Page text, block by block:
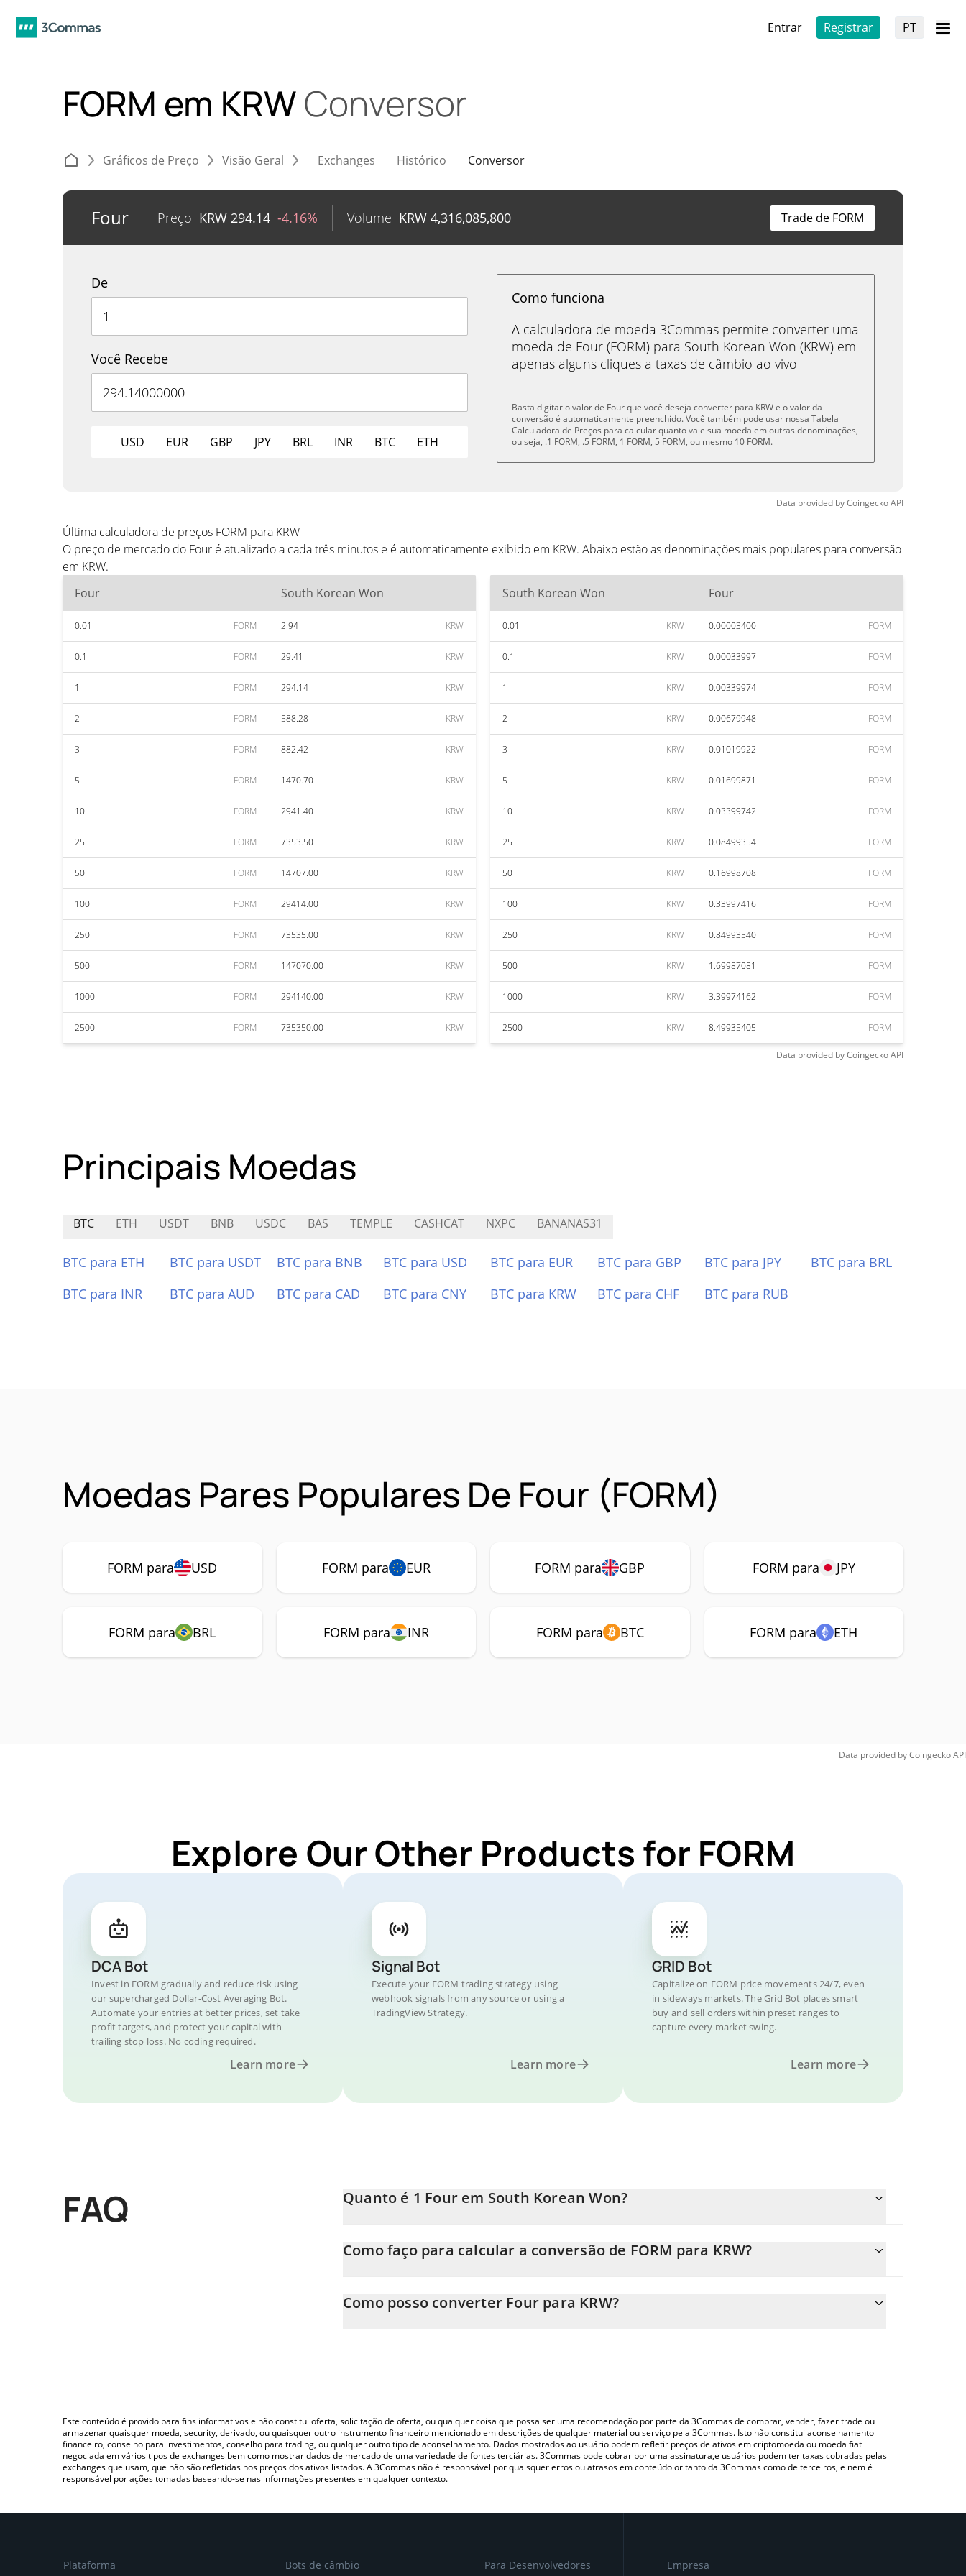
Entrar Registrar PT
FORM em KRWConversor
Gráficos de Preço Visão Geral Exchanges Histórico Conversor
Four Preço KRW 294.14 -4.16% Volume KRW 4,316,085,800 Trade de FORM
De
Você Recebe
USD EUR GBP JPY BRL INR BTC ETH
Como funciona
A calculadora de moeda 3Commas permite converter uma
moeda de Four (FORM) para South Korean Won (KRW) em
apenas alguns cliques a taxas de câmbio ao vivo
Basta digitar o valor de Four que você deseja converter para KRW e o valor da
conversão é automaticamente preenchido. Você também pode usar nossa Tabela
Calculadora de Preços para calcular quanto vale sua moeda em outras denominações,
ou seja, .1 FORM, .5 FORM, 1 FORM, 5 FORM, ou mesmo 10 FORM.
Data provided byCoingeckoAPI
Última calculadora de preços FORM para KRW
O preço de mercado do Four é atualizado a cada três minutos e é automaticamente exibido em KRW. Abaixo estão as denominações mais populares para conversão
em KRW.
Four
South Korean Won
0.01 FORM 2.94 KRW
0.1 FORM 29.41 KRW
1 FORM 294.14 KRW
2 FORM 588.28 KRW
3 FORM 882.42 KRW
5 FORM 1470.70 KRW
10 FORM 2941.40 KRW
25 FORM 7353.50 KRW
50 FORM 14707.00 KRW
100 FORM 29414.00 KRW
250 FORM 73535.00 KRW
500 FORM 147070.00 KRW
1000 FORM 294140.00 KRW
2500 FORM 735350.00 KRW
South Korean Won Four
0.01 KRW 0.00003400 FORM
0.1 KRW 0.00033997 FORM
1 KRW 0.00339974 FORM
2 KRW 0.00679948 FORM
3 KRW 0.01019922 FORM
5 KRW 0.01699871 FORM
10 KRW 0.03399742 FORM
25 KRW 0.08499354 FORM
50 KRW 0.16998708 FORM
100 KRW 0.33997416 FORM
250 KRW 0.84993540 FORM
500 KRW 1.69987081 FORM
1000 KRW 3.39974162 FORM
2500 KRW 8.49935405 FORM
Data provided byCoingeckoAPI
Principais Moedas
BTC ETH USDT BNB USDC BAS TEMPLE CASHCAT NXPC BANANAS31
BTC para ETH BTC para USDT BTC para BNB BTC para USD BTC para EUR BTC para GBP BTC para JPY
BTC para BRL
BTC para INR
BTC para AUD BTC para CAD BTC para CNY BTC para KRW BTC para CHF BTC para RUB
Moedas Pares Populares De Four (FORM)
FORM para USD FORM para EUR FORM para GBP FORM para JPY
FORM para BRL FORM para INR FORM para BTC FORM para ETH
Data provided byCoingeckoAPI
Explore Our Other Products for FORM
DCA Bot
Invest in FORM gradually and reduce risk using
our supercharged Dollar-Cost Averaging Bot.
Automate your entries at better prices, set take
profit targets, and protect your capital with
trailing stop loss. No coding required.
Learn more
Signal Bot
Execute your FORM trading strategy using
webhook signals from any source or using a
TradingView Strategy.
Learn more
GRID Bot
Capitalize on FORM price movements 24/7, even
in sideways markets. The Grid Bot places smart
buy and sell orders within preset ranges to
capture every market swing.
Learn more
FAQ Quanto é 1 Four em South Korean Won?
Neste momento, 1 Four equivale a 294.14 KRW
Como faço para calcular a conversão de FORM para KRW?
inserindo a quantidade de Four no campo correspondente e converterá automaticamente o valor em South Korean
Won (KRW).
Como posso converter Four para KRW?
Este conteúdo é provido para fins informativos e não constitui oferta, solicitação de oferta, ou qualquer coisa que possa ser uma recomendação por parte da 3Commas de comprar, vender, fazer trade ou
armazenar quaisquer moeda, security, derivado, ou quaisquer outro instrumento financeiro mencionado em descrições de qualquer material ou serviço pela 3Commas. Isto não constitui aconselhamento
financeiro, conselho para investimentos, conselho para trading, ou qualquer outro tipo de aconselhamento. Dados mostrados ao usuário podem refletir preços de ativos em criptomoeda ou moeda fiat
negociada em vários tipos de exchanges bem como mostrar dados de mercado de uma variedade de fontes terciárias. 3Commas pode cobrar por uma assinatura,e usuários podem ter taxas cobradas pelas
exchanges que usam, que não são refletidas nos preços dos ativos listados. A 3Commas não é responsável por quaisquer erros ou atrasos em conteúdo or tanto da 3Commas como de terceiros, e nem é
responsável por ações tomadas baseando-se nas informações presentes em qualquer contexto.
Plataforma Bots de câmbio Para Desenvolvedores Empresa